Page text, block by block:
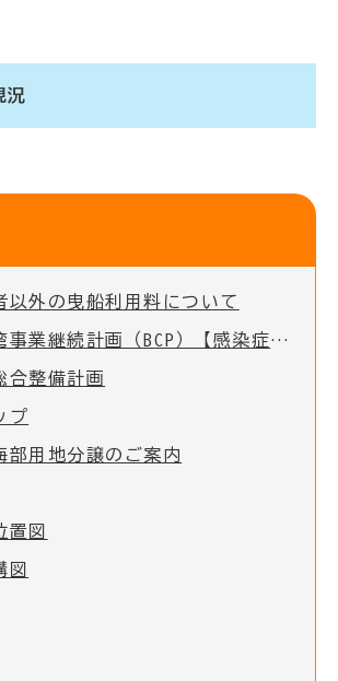
況
以外の曳船利用料について
紋別港港湾事業継続計画（BCP）【感染症編】
合整備計画
プ
部用地分譲のご案内
置図
図